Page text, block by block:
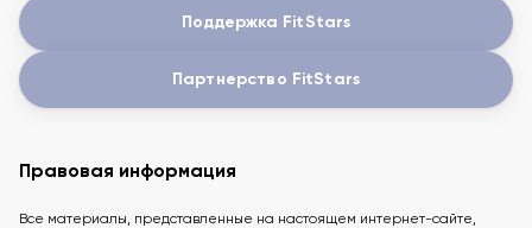
Поддержка FitStars
Партнерство FitStars
Правовая информация
Все материалы, представленные на настоящем интернет-сайте,